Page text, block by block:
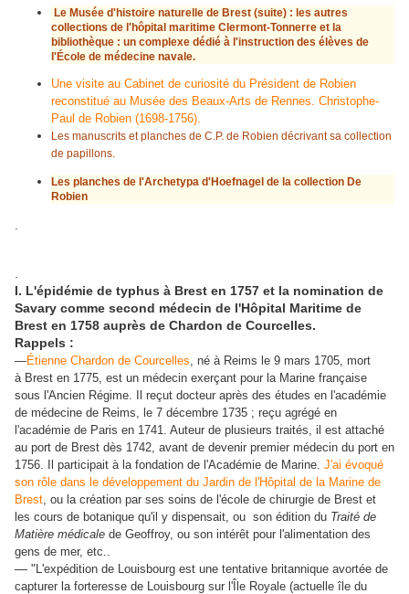
Le Musée d'histoire naturelle de Brest (suite) : les autres
collections de l'hôpital maritime Clermont-Tonnerre et la
bibliothèque : un complexe dédié à l'instruction des élèves de
l'École de médecine navale.
Une visite au Cabinet de curiosité du Président de Robien
reconstitué au Musée des Beaux-Arts de Rennes. Christophe-
Paul de Robien (1698-1756).
Les manuscrits et planches de C.P. de Robien décrivant sa collection
de papillons.
Les planches de l'Archetypa d'Hoefnagel de la collection De
Robien
I. L'épidémie de typhus à Brest en 1757 et la nomination de
Savary comme second médecin de l'Hôpital Maritime de
Brest en 1758 auprès de Chardon de Courcelles.
Rappels :
—Étienne Chardon de Courcelles, né à Reims le 9 mars 1705, mort
à Brest en 1775, est un médecin exerçant pour la Marine française
sous l'Ancien Régime. Il reçut docteur après des études en l'académie
de médecine de Reims, le 7 décembre 1735 ; reçu agrégé en
l'académie de Paris en 1741. Auteur de plusieurs traités, il est attaché
au port de Brest dès 1742, avant de devenir premier médecin du port en
1756. Il participait à la fondation de l'Académie de Marine. J'ai évoqué
son rôle dans le développement du Jardin de l'Hôpital de la Marine de
Brest, ou la création par ses soins de l'école de chirurgie de Brest et
les cours de botanique qu'il y dispensait, ou son édition du Traité de
Matière médicale de Geoffroy, ou son intérêt pour l'alimentation des
gens de mer, etc..
— "L'expédition de Louisbourg est une tentative britannique avortée de
capturer la forteresse de Louisbourg sur l'Île Royale (actuelle île du